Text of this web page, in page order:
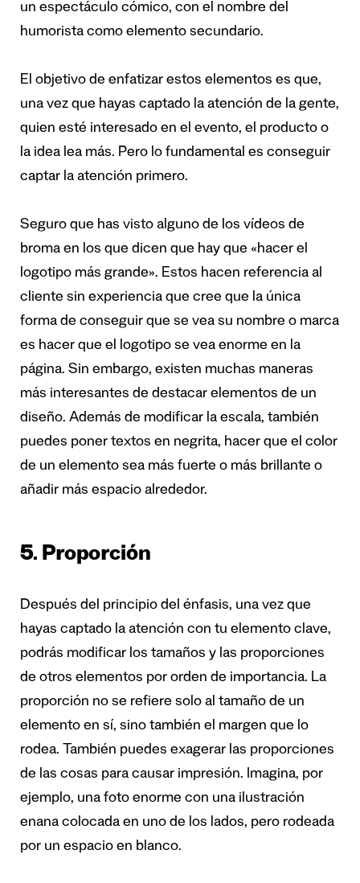
un espectáculo cómico, con el nombre del
humorista como elemento secundario.
El objetivo de enfatizar estos elementos es que,
una vez que hayas captado la atención de la gente,
quien esté interesado en el evento, el producto o
la idea lea más. Pero lo fundamental es conseguir
captar la atención primero.
Seguro que has visto alguno de los vídeos de
broma en los que dicen que hay que «hacer el
logotipo más grande». Estos hacen referencia al
cliente sin experiencia que cree que la única
forma de conseguir que se vea su nombre o marca
es hacer que el logotipo se vea enorme en la
página. Sin embargo, existen muchas maneras
más interesantes de destacar elementos de un
diseño. Además de modificar la escala, también
puedes poner textos en negrita, hacer que el color
de un elemento sea más fuerte o más brillante o
añadir más espacio alrededor.
5. Proporción
Después del principio del énfasis, una vez que
hayas captado la atención con tu elemento clave,
podrás modificar los tamaños y las proporciones
de otros elementos por orden de importancia. La
proporción no se refiere solo al tamaño de un
elemento en sí, sino también el margen que lo
rodea. También puedes exagerar las proporciones
de las cosas para causar impresión. Imagina, por
ejemplo, una foto enorme con una ilustración
enana colocada en uno de los lados, pero rodeada
por un espacio en blanco.